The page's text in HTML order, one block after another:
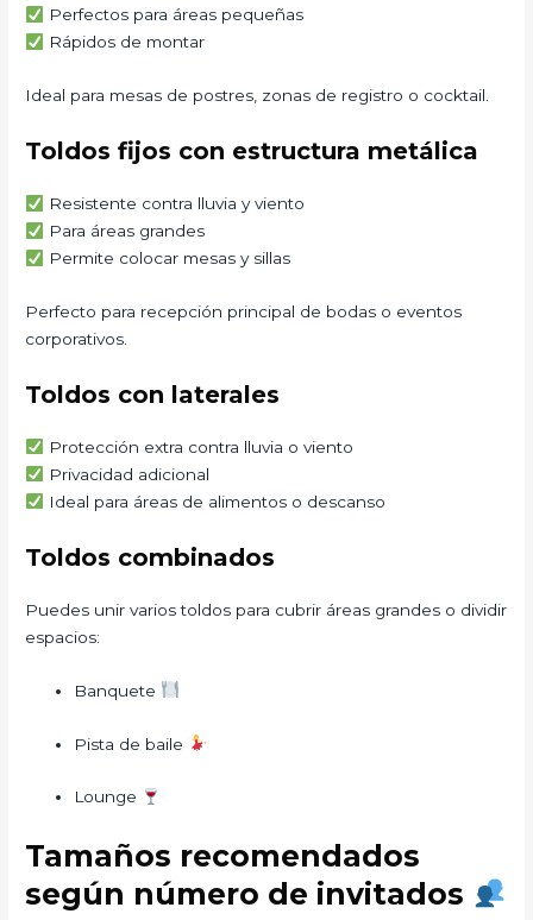
Perfectos para áreas pequeñas
Rápidos de montar
Ideal para mesas de postres, zonas de registro o cocktail.
Toldos fijos con estructura metálica
Resistente contra lluvia y viento
Para áreas grandes
Permite colocar mesas y sillas
Perfecto para recepción principal de bodas o eventos
corporativos.
Toldos con laterales
Protección extra contra lluvia o viento
Privacidad adicional
Ideal para áreas de alimentos o descanso
Toldos combinados
Puedes unir varios toldos para cubrir áreas grandes o dividir
espacios:
Banquete
Pista de baile
Lounge
Tamaños recomendados
según número de invitados